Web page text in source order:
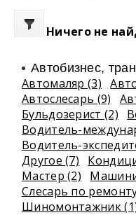
Ничего не
Автобизнес,
Автомаляр (3)
Автослесарь (9)
Бульдозерист (2)
Водитель-
Водитель-
Другое (7)
Мастер (2)
Слесарь по
Шиномонтажник